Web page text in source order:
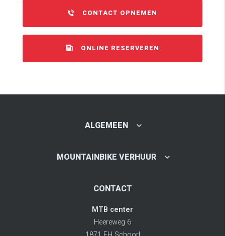
CONTACT OPNEMEN
ONLINE RESERVEREN
ALGEMEEN
MOUNTAINBIKE VERHUUR
CONTACT
MTB center
Heereweg 6